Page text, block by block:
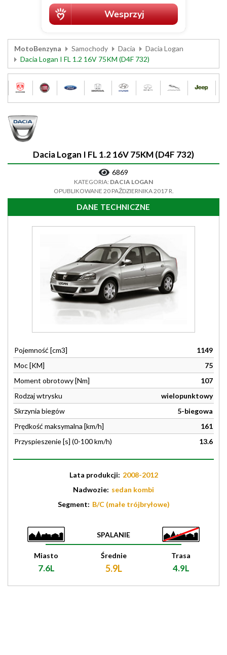
MotoBenzyna Samochody Dacia
Dacia Logan
Dacia Logan I FL 1.2 16V 75KM (D4F 732)
Dacia Logan I FL 1.2 16V 75KM (D4F 732)
6869
KATEGORIA: DACIA LOGAN
OPUBLIKOWANE 20 PAŹDZIERNIKA 2017 R.
DANE TECHNICZNE
Pojemność [cm3]
1149
Moc [KM]
75
Moment obrotowy [Nm]
107
Rodzaj wtrysku
wielopunktowy
Skrzynia biegów
5-biegowa
Prędkość maksymalna [km/h]
161
Przyspieszenie [s] (0-100 km/h)
13.6
Lata produkcji: 2008-2012
Nadwozie: sedan kombi
Segment: B/C (małe trójbryłowe)
SPALANIE
Miasto
7.6L
Średnie
5.9L
Trasa
4.9L